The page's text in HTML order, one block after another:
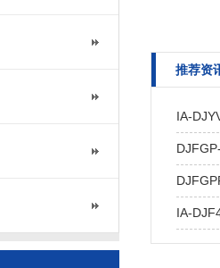
推荐资
IA-
IA-